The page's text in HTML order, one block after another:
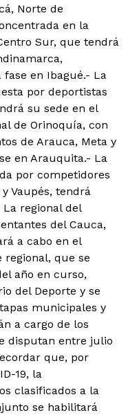
Norte de
en la
Sur, que tendrá
en Ibagué.- La
por deportistas
su sede en el
de Orinoquía, con
de Arauca, Meta y
en Arauquita.- La
por competidores
Vaupés, tendrá
La regional del
del Cauca,
a cabo en el
regional, que se
año en curso,
del Deporte y se
municipales y
a cargo de los
disputan entre julio
que, por
19, la
clasificados a la
se habilitará